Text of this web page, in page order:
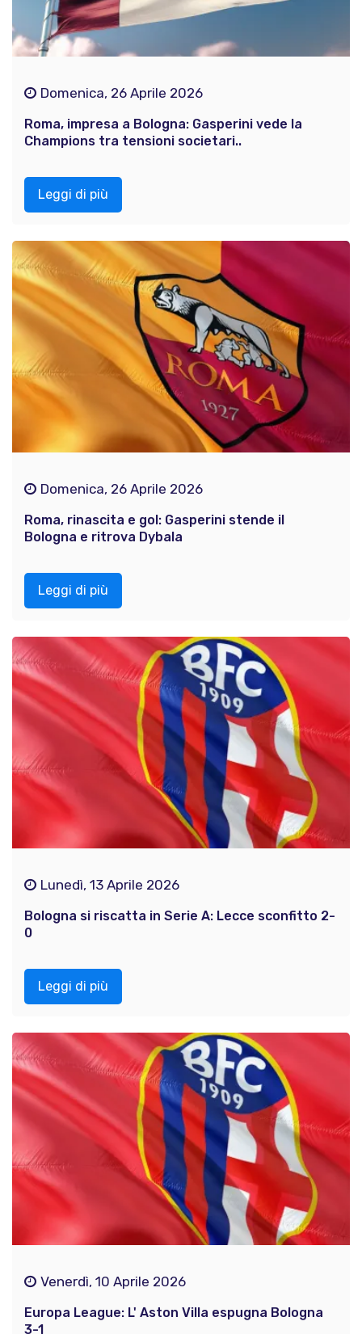
Domenica, 26 Aprile 2026
Roma, impresa a Bologna: Gasperini vede la
Champions tra tensioni societari..
Leggi di più
Domenica, 26 Aprile 2026
Roma, rinascita e gol: Gasperini stende il
Bologna e ritrova Dybala
Leggi di più
Lunedì, 13 Aprile 2026
Bologna si riscatta in Serie A: Lecce sconfitto 2-
0
Leggi di più
Venerdì, 10 Aprile 2026
Europa League: L' Aston Villa espugna Bologna
3-1